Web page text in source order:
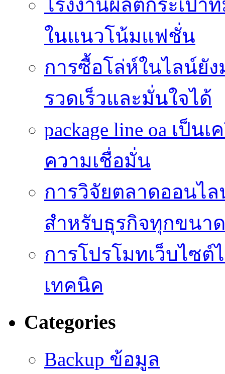
โรงงานผลิตกระเป๋า
ในแนวโน้มแฟชั่น
การซื้อโล่ห์ในไลน์ยั
รวดเร็วและมั่นใจได้
package line oa เป็น
ความเชื่อมั่น
การวิจัยตลาดออนไ
สำหรับธุรกิจทุกขนาด
การโปรโมทเว็บไซต์
เทคนิค
Categories
Backup ข้อมูล